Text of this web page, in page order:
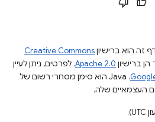
זה הוא ברישיוןCreative Commons
ברישיון Apache 2.0. לפרטים, ניתן לעיין
.‏ Java הוא סימן מסחרי רשום של